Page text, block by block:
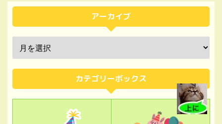
アーカイブ
カテゴリーボックス